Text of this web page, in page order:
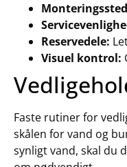
Reservedele:
Visuel kontrol:
Faste rutiner for
skålen for vand og
synligt vand, skal du